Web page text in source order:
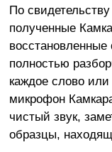
По
полученные
полностью
каждое слово
микрофон
чистый звук,
образцы,